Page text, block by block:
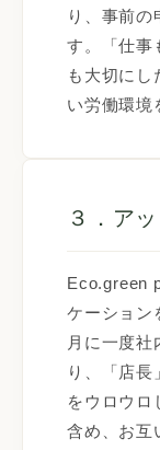
り、事前の
す。「仕事
も大切に
い労働環境
３．ア
Eco.green
ケーション
月に一度社
り、「店
をウロウロ
含め、お互